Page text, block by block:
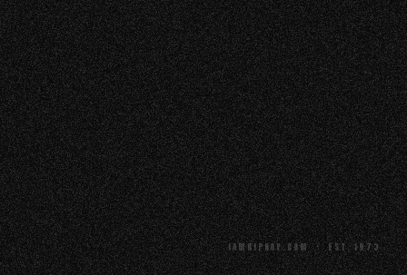
IAMHIPHOP.COM · EST. 1973